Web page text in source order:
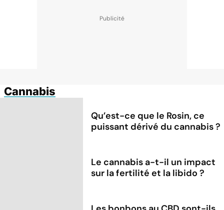
Cannabis
Qu’est-ce que le Rosin, ce
puissant dérivé du cannabis ?
Le cannabis a-t-il un impact
sur la fertilité et la libido ?